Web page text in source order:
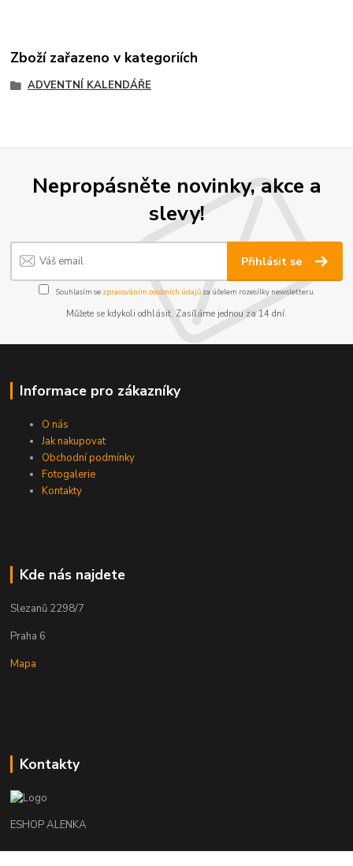
Zboží zařazeno v kategoriích
ADVENTNÍ KALENDÁŘE
Nepropásněte novinky, akce a
slevy!
Přihlásit se
Souhlasím se zpracováním osobních údajůza účelem rozesílky newsletteru.
Můžete se kdykoli odhlásit. Zasíláme jednou za 14 dní.
Informace pro zákazníky
O nás
Jak nakupovat
Obchodní podmínky
Fotogalerie
Kontakty
Kde nás najdete
Slezanů 2298/7
Praha 6
Mapa
Kontakty
ESHOP ALENKA